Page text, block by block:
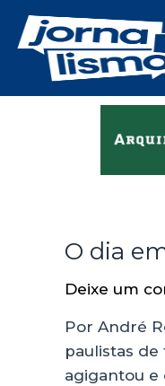
O dia
Deixe um
Por André
paulistas de
agigantou e